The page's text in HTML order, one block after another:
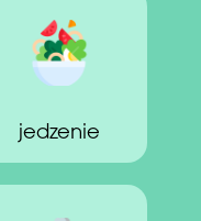
jedzenie